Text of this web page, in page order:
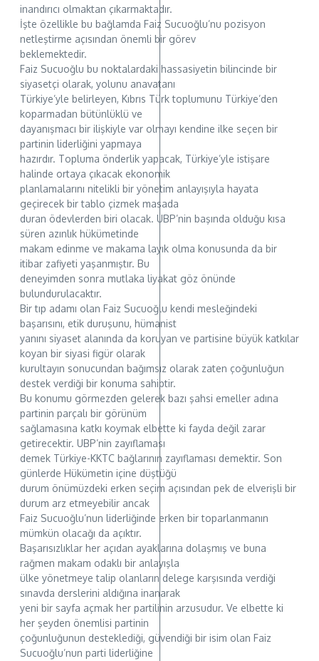
inandırıcı olmaktan çıkarmaktadır.
İşte özellikle bu bağlamda Faiz Sucuoğlu’nu pozisyon
netleştirme açısından önemli bir görev
beklemektedir.
Faiz Sucuoğlu bu noktalardaki hassasiyetin bilincinde bir
siyasetçi olarak, yolunu anavatanı
Türkiye’yle belirleyen, Kıbrıs Türk toplumunu Türkiye’den
koparmadan bütünlüklü ve
dayanışmacı bir ilişkiyle var olmayı kendine ilke seçen bir
partinin liderliğini yapmaya
hazırdır. Topluma önderlik yapacak, Türkiye’yle istişare
halinde ortaya çıkacak ekonomik
planlamalarını nitelikli bir yönetim anlayışıyla hayata
geçirecek bir tablo çizmek masada
duran ödevlerden biri olacak. UBP’nin başında olduğu kısa
süren azınlık hükümetinde
makam edinme ve makama layık olma konusunda da bir
itibar zafiyeti yaşanmıştır. Bu
deneyimden sonra mutlaka liyakat göz önünde
bulundurulacaktır.
Bir tıp adamı olan Faiz Sucuoğlu kendi mesleğindeki
başarısını, etik duruşunu, hümanist
yanını siyaset alanında da koruyan ve partisine büyük katkılar
koyan bir siyasi figür olarak
kurultayın sonucundan bağımsız olarak zaten çoğunluğun
destek verdiği bir konuma sahiptir.
Bu konumu görmezden gelerek bazı şahsi emeller adına
partinin parçalı bir görünüm
sağlamasına katkı koymak elbette ki fayda değil zarar
getirecektir. UBP’nin zayıflaması
demek Türkiye-KKTC bağlarının zayıflaması demektir. Son
günlerde Hükümetin içine düştüğü
durum önümüzdeki erken seçim açısından pek de elverişli bir
durum arz etmeyebilir ancak
Faiz Sucuoğlu’nun liderliğinde erken bir toparlanmanın
mümkün olacağı da açıktır.
Başarısızlıklar her açıdan ayaklarına dolaşmış ve buna
rağmen makam odaklı bir anlayışla
ülke yönetmeye talip olanların delege karşısında verdiği
sınavda derslerini aldığına inanarak
yeni bir sayfa açmak her partilinin arzusudur. Ve elbette ki
her şeyden önemlisi partinin
çoğunluğunun desteklediği, güvendiği bir isim olan Faiz
Sucuoğlu’nun parti liderliğine